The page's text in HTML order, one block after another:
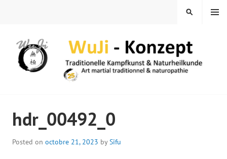
MENU
SEARCH
hdr_00492_0
Posted on octobre 21, 2023 bySifu